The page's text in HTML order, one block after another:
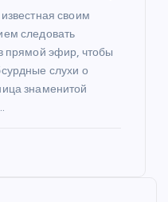
своим
следовать
прямой эфир, чтобы
слухи о
знаменитой